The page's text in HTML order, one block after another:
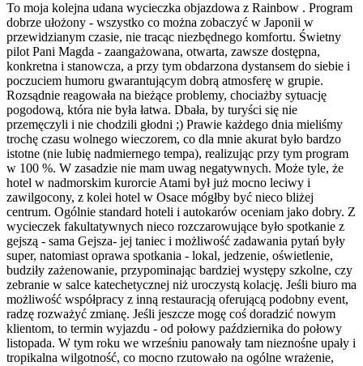
To moja kolejna udana wycieczka objazdowa z Rainbow . Program
dobrze ułożony - wszystko co można zobaczyć w Japonii w
przewidzianym czasie, nie tracąc niezbędnego komfortu. Świetny
pilot Pani Magda - zaangażowana, otwarta, zawsze dostępna,
konkretna i stanowcza, a przy tym obdarzona dystansem do siebie i
poczuciem humoru gwarantującym dobrą atmosferę w grupie.
Rozsądnie reagowała na bieżące problemy, chociażby sytuację
pogodową, która nie była łatwa. Dbała, by turyści się nie
przemęczyli i nie chodzili głodni ;) Prawie każdego dnia mieliśmy
trochę czasu wolnego wieczorem, co dla mnie akurat było bardzo
istotne (nie lubię nadmiernego tempa), realizując przy tym program
w 100 %. W zasadzie nie mam uwag negatywnych. Może tyle, że
hotel w nadmorskim kurorcie Atami był już mocno leciwy i
zawilgocony, z kolei hotel w Osace mógłby być nieco bliżej
centrum. Ogólnie standard hoteli i autokarów oceniam jako dobry. Z
wycieczek fakultatywnych nieco rozczarowujące było spotkanie z
gejszą - sama Gejsza- jej taniec i możliwość zadawania pytań były
super, natomiast oprawa spotkania - lokal, jedzenie, oświetlenie,
budziły zażenowanie, przypominając bardziej występy szkolne, czy
zebranie w salce katechetycznej niż uroczystą kolację. Jeśli biuro ma
możliwość współpracy z inną restauracją oferującą podobny event,
radzę rozważyć zmianę. Jeśli jeszcze mogę coś doradzić nowym
klientom, to termin wyjazdu - od połowy października do połowy
listopada. W tym roku we wrześniu panowały tam nieznośne upały i
tropikalna wilgotność, co mocno rzutowało na ogólne wrażenie,